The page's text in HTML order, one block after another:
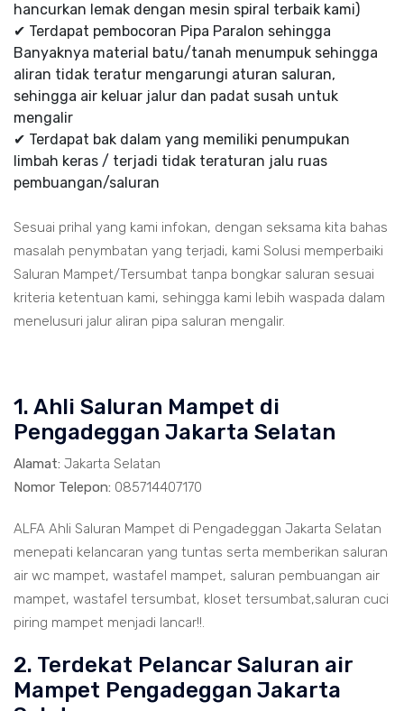
hancurkan lemak dengan mesin spiral terbaik kami)
✔ Terdapat pembocoran Pipa Paralon sehingga
Banyaknya material batu/tanah menumpuk sehingga
aliran tidak teratur mengarungi aturan saluran,
sehingga air keluar jalur dan padat susah untuk
mengalir
✔ Terdapat bak dalam yang memiliki penumpukan
limbah keras / terjadi tidak teraturan jalu ruas
pembuangan/saluran
Sesuai prihal yang kami infokan, dengan seksama kita bahas
masalah penymbatan yang terjadi, kami Solusi memperbaiki
Saluran Mampet/Tersumbat tanpa bongkar saluran sesuai
kriteria ketentuan kami, sehingga kami lebih waspada dalam
menelusuri jalur aliran pipa saluran mengalir.
1. Ahli Saluran Mampet di
Pengadeggan Jakarta Selatan
Alamat: Jakarta Selatan
Nomor Telepon: 085714407170
ALFA Ahli Saluran Mampet di Pengadeggan Jakarta Selatan
menepati kelancaran yang tuntas serta memberikan saluran
air wc mampet, wastafel mampet, saluran pembuangan air
mampet, wastafel tersumbat, kloset tersumbat,saluran cuci
piring mampet menjadi lancar!!.
2. Terdekat Pelancar Saluran air
Mampet Pengadeggan Jakarta